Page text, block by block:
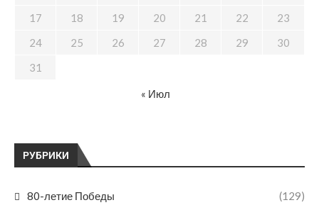
РУБРИКИ
80-летие Победы (129)
17
18 19 20 21 22
23
24
25 26 27 28 29
30
31
« Июл